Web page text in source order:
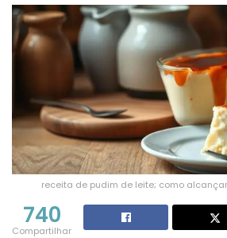
receita de pudim de leite; como
740
Compartilhar